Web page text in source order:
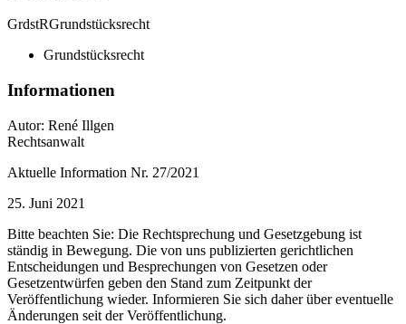
GrdstRGrundstücksrecht
Grundstücksrecht
Informationen
Autor: René Illgen
Rechtsanwalt
Aktuelle Information Nr. 27/2021
25. Juni 2021
Bitte beachten Sie: Die Rechtsprechung und Gesetzgebung ist
ständig in Bewegung. Die von uns publizierten gerichtlichen
Entscheidungen und Besprechungen von Gesetzen oder
Gesetzentwürfen geben den Stand zum Zeitpunkt der
Veröffentlichung wieder. Informieren Sie sich daher über eventuelle
Änderungen seit der Veröffentlichung.